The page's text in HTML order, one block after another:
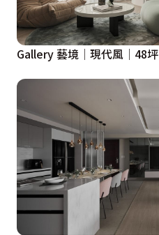
Gallery 藝境│現代風│48坪